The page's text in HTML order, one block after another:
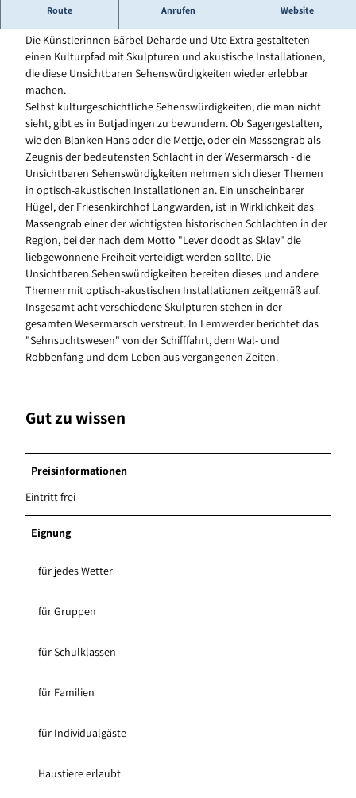
Route Anrufen Website
Unsichtbare Sehenswürdigkeiten verbergen sich in der ganzen
Die Künstlerinnen Bärbel Deharde und Ute Extra gestalteten
einen Kulturpfad mit Skulpturen und akustische Installationen,
die diese Unsichtbaren Sehenswürdigkeiten wieder erlebbar
machen.
Selbst kulturgeschichtliche Sehenswürdigkeiten, die man nicht
sieht, gibt es in Butjadingen zu bewundern. Ob Sagengestalten,
wie den Blanken Hans oder die Mettje, oder ein Massengrab als
Zeugnis der bedeutensten Schlacht in der Wesermarsch - die
Unsichtbaren Sehenswürdigkeiten nehmen sich dieser Themen
in optisch-akustischen Installationen an. Ein unscheinbarer
Hügel, der Friesenkirchhof Langwarden, ist in Wirklichkeit das
Massengrab einer der wichtigsten historischen Schlachten in der
Region, bei der nach dem Motto "Lever doodt as Sklav" die
liebgewonnene Freiheit verteidigt werden sollte. Die
Unsichtbaren Sehenswürdigkeiten bereiten dieses und andere
Themen mit optisch-akustischen Installationen zeitgemäß auf.
Insgesamt acht verschiedene Skulpturen stehen in der
gesamten Wesermarsch verstreut. In Lemwerder berichtet das
"Sehnsuchtswesen" von der Schifffahrt, dem Wal- und
Robbenfang und dem Leben aus vergangenen Zeiten.
Gut zu wissen
Preisinformationen
Eintritt frei
Eignung
für jedes Wetter
für Gruppen
für Schulklassen
für Familien
für Individualgäste
Haustiere erlaubt